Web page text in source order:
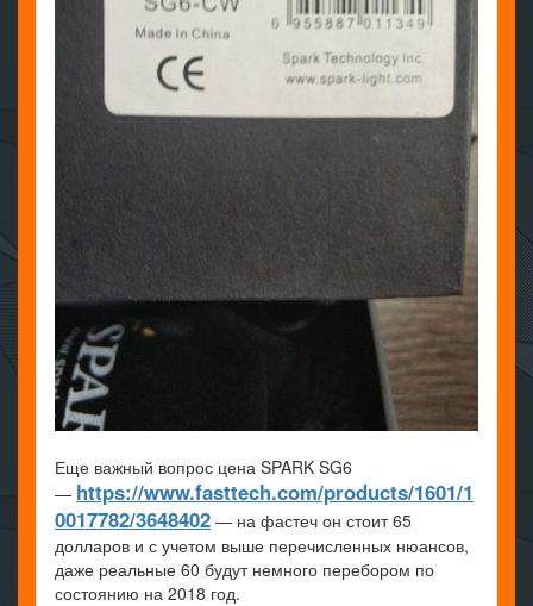
Еще важный вопрос цена SPARK SG6
— https://www.fasttech.com/products/1601/1
0017782/3648402 — на фастеч он стоит 65
долларов и с учетом выше перечисленных нюансов,
даже реальные 60 будут немного перебором по
состоянию на 2018 год.